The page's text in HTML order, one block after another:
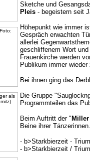
Sketche und
Pleis - begeistern seit
Höhepunkt wie immer
Gespräch erwachten
allerlei
geschliffenem Wort
Frauenkirche werden
Publikum immer
Bei ihnen ging das
Die Gruppe
Programmteilen das
Beim Auftritt der "
Beine ihrer Tänzerinnen.
- b>Starkbierzeit -
- b>Starkbierzeit /